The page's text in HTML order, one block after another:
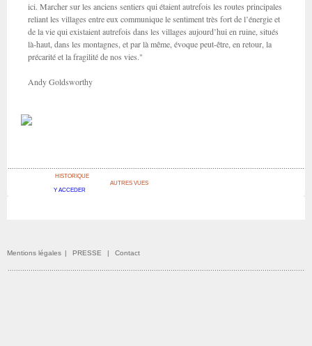
ici. Marcher sur les anciens sentiers qui étaient autrefois les routes principales
reliant les villages entre eux communique le sentiment très fort de l’énergie et
de la vie qui existaient autrefois dans les villages aujourd’hui en ruine, situés
là-haut, dans les montagnes, et par là même, évoque peut-être, en retour, la
précarité et la fragilité de nos vies."
Andy Goldsworthy
HISTORIQUE
Y ACCEDER
AUTRES VUES
Mentions légales | PRESSE | Contact